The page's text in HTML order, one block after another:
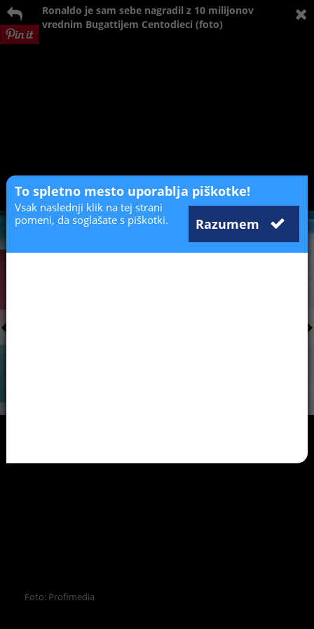
Ronaldo je sam sebe nagradil z 10 milijonov
vrednim Bugattijem Centodieci (foto)
Foto: Profimedia
To spletno mesto uporablja piškotke!
Razumem
Vsak naslednji klik na tej strani
pomeni, da soglašate s piškotki.